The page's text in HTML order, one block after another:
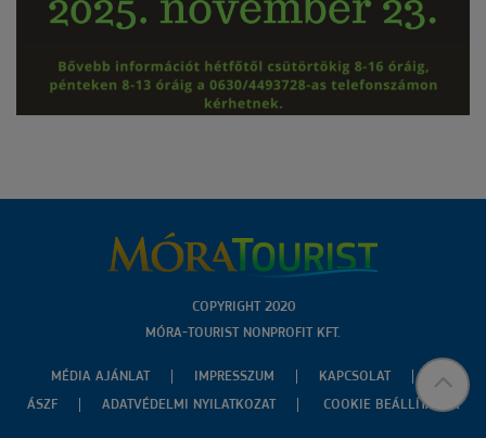
COPYRIGHT 2020
MÓRA-TOURIST NONPROFIT KFT.
MÉDIA AJÁNLAT IMPRESSZUM
KAPCSOLAT
ÁSZF
ADATVÉDELMI NYILATKOZAT COOKIE BEÁLLÍTÁSOK